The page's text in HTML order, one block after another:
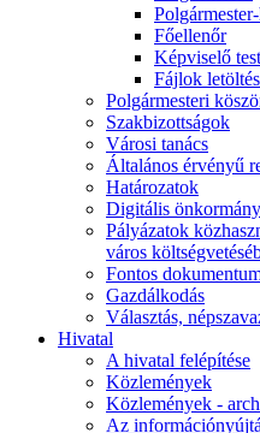
Főellenőr
Képviselő
Fájlok
Polgármesteri
Szakbizottságok
Városi tanács
Általános érvényű
Határozatok
Digitális
Pályázatok
város
Fontos
Gazdálkodás
Választás,
Hivatal
A hivatal felépítése
Közlemények
Közlemények -
Az